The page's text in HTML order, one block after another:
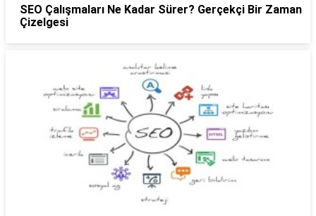
SEO Çalışmaları Ne Kadar Sürer? Gerçekçi Bir Zaman
Çizelgesi